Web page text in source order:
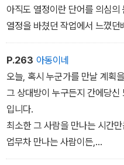
아직도 열정이란 단어를 의심의
열정을 바쳤던 작업에서 느꼈던
열정에 의심을 보내기 전에나
까요??
중요한 것은 열정이란 단어를
아니냐의 문제가 아닐 것입니다.
열정은 선호의 개념이 아니라,
집중력과 몰입의 문제입니다.
열정은 하고 싶은 일을 더 잘하
열정이 하나의 태도라면,
P.263 아동이네
오늘, 혹시 누군가를 만날 계획
그 상대방이 누구든지 간에당
입니다.
최소한 그 사람을 만나는 시간
업무차 만나는 사람이든,
허물없이 만나는 친구나 동료